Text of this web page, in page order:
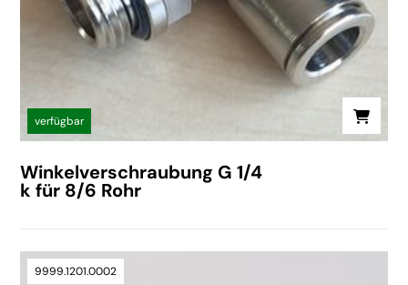
verfügbar
Winkelverschraubung G 1/4
k für 8/6 Rohr
9999.1201.0002